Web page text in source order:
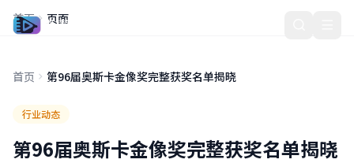
青青草视频网
首页 页面
首页 第96届奥斯卡金像奖完整获奖名单揭晓
行业动态
第96届奥斯卡金像奖完整获奖名单揭晓